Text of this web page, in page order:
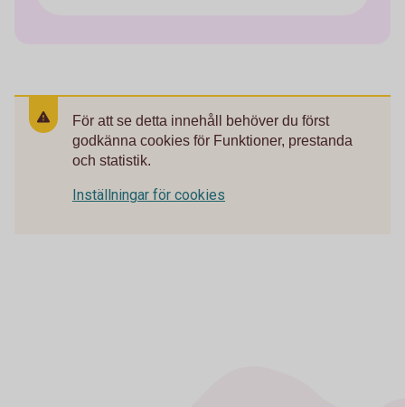
För att se detta innehåll behöver du först
godkänna cookies för Funktioner, prestanda
och statistik.
Inställningar för cookies